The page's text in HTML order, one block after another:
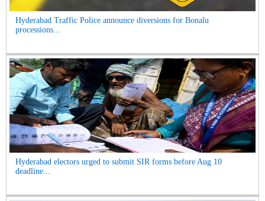
Hyderabad Traffic Police announce diversions for Bonalu
processions...
Hyderabad electors urged to submit SIR forms before Aug 10
deadline...